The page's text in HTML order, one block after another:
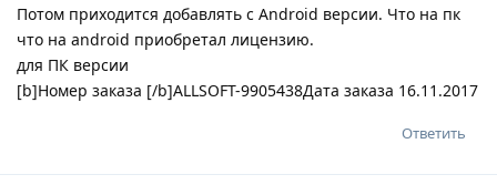
Потом приходится добавлять с Android версии. Что на пк
что на android приобретал лицензию.
для ПК версии
[b]Номер заказа [/b]ALLSOFT-9905438Дата заказа 16.11.2017
Ответить